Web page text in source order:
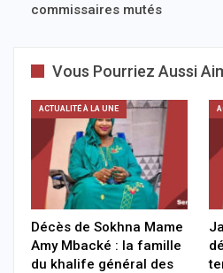
commissaires mutés
Vous Pourriez Aussi
ACTUALITÉ À LA UNE
Décès de Sokhna Mame
Amy Mbacké : la famille
du khalife général des